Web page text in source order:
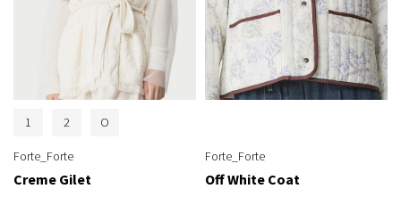
1 2 O
Forte_Forte
Creme Gilet
Forte_Forte
Off White Coat